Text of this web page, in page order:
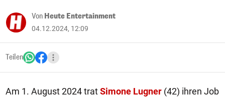
Von Heute Entertainment
04.12.2024, 12:09
Teilen
Am 1. August 2024 tratSimone Lugner (42) ihren Job